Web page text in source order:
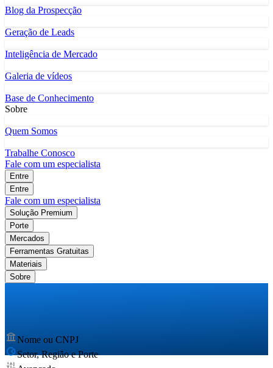
Blog da Prospecção
Geração de Leads
Inteligência de Mercado
Galeria de vídeos
Base de Conhecimento
Sobre
Quem Somos
Trabalhe Conosco
Fale com um especialista
Entre
Entre
Fale com um especialista
Solução Premium
Porte
Mercados
Ferramentas Gratuitas
Materiais
Sobre
Nome ou CNPJ
Setor, Região e Porte